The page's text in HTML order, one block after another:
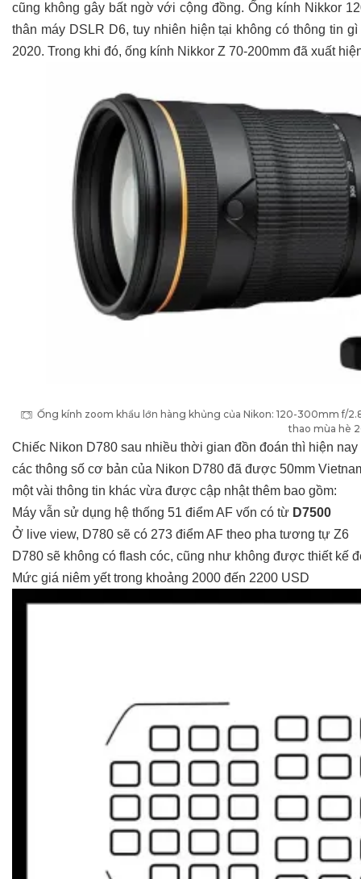
cũng không gây bất ngờ với cộng đồng. Ống kính Nikkor
thân máy DSLR D6, tuy nhiên hiện tại không có thông tin
2020. Trong khi đó, ống kính Nikkor Z 70-200mm đã xuất
Ống kính zoom khẩu lớn hàng khủng của Nikon: 120-300mm f/
thao mùa hè
Chiếc Nikon D780 sau nhiều thời gian đồn đoán thì hiện
các thông số cơ bản của Nikon D780 đã được 50mm
một vài thông tin khác vừa được cập nhật thêm bao gồm:
Máy vẫn sử dụng hệ thống 51 điểm AF vốn có từ D7500
Ở live view, D780 sẽ có 273 điểm AF theo pha tương tự Z6
D780 sẽ không có flash cóc, cũng như không được thiết kế
Mức giá niêm yết trong khoảng 2000 đến 2200 USD